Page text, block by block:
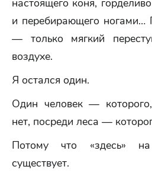
настоящего коня,
и перебирающего ногами…
— только мягкий
воздухе.
Я остался один.
Один человек —
нет, посреди леса —
Потому что «здесь»
существует.